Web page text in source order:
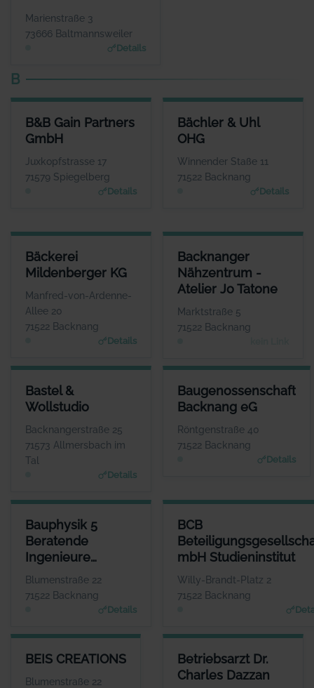
Marienstraße 3
73666 Baltmannsweiler
Details
B
B&B Gain Partners
GmbH
Juxkopfstrasse 17
71579 Spiegelberg
Details
B&B GAIN PARTNERS GMBH
Herr Hans Günter Lind
www.bb-gain.eu
Bächler & Uhl
OHG
Winnender Staße 11
71522 Backnang
Details
BÄCHLER & UHL OHG
Herr Andreas Uhl
WEBSITE
www.allianz.de
Bäckerei
Mildenberger KG
Manfred-von-Ardenne-
Allee 20
71522 Backnang
Details
BÄCKEREI MILDENBERGER KG
ANSPRECHPARTNER
Herr Bernd Mildenberger
www.mildenberger.eu
Backnanger
Nähzentrum -
Atelier Jo Tatone
Marktstraße 5
71522 Backnang
BACKNANGER NÄHZENTRUM
Bastel &
Wollstudio
Backnangerstraße 25
71573 Allmersbach im
Tal
Details
BASTEL & WOLLSTUDIO
ANSPRECHPARTNER
Frau Andrea Klink
WEBSITE
www.mein-wollstudio.d
e
Baugenossenschaft
Backnang eG
Röntgenstraße 40
71522 Backnang
Details
BAUGENOSSENSCHAFT
Herr Raphael
Bauphysik 5
Beratende
Ingenieure
PartGmbB
Blumenstraße 22
71522 Backnang
Details
BAUPHYSIK 5 BERATENDE INGENIEURE PARTGMBB
ANSPRECHPARTNER
Herr Steffen Blessing
WEBSITE
BCB
mbH Studieninstitut
Willy-Brandt-Platz 2
71522 Backnang
BCB
BEIS CREATIONS
Blumenstraße 22
BEIS CREATIONS
Herr Georg Beis
Betriebsarzt Dr.
Charles Dazzan
BETRIEBSARZT DR. CHARLES
Herr Charles